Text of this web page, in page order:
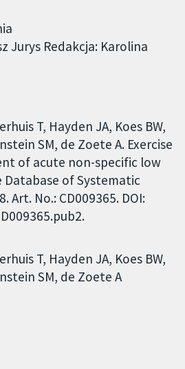
Jurys Redakcja: Karolina
T, Hayden JA, Koes BW,
SM, de Zoete A. Exercise
of acute non-specific low
Database of Systematic
Art. No.: CD009365. DOI:
T Hayden JA Koes BW
SM de Zoete A